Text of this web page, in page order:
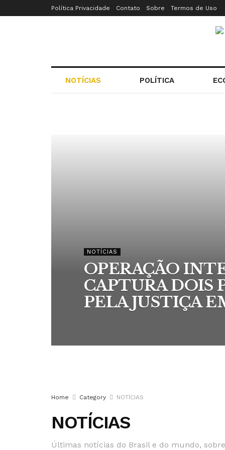
Política Privacidade Contato Sobre Termos de Uso
NOTÍCIAS POLÍTICA
NOTÍCIAS
OPERAÇÃO
CAPTURA DOIS
PELA JUSTIÇA
Home Category NOTÍCIAS
NOTÍCIAS
Últimas notícias do Brasil e do mundo,